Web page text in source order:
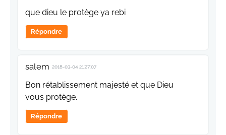
que dieu le protège ya rebi
Répondre
salem 2018-03-04 21:27:07
Bon rétablissement majesté et que Dieu
vous protège.
Répondre